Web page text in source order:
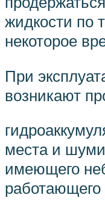
жидкости по
некоторое
При
возникают
места и
имеющего